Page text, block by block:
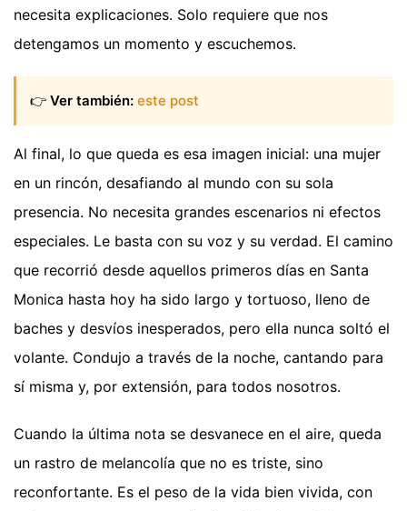
necesita explicaciones. Solo requiere que nos
detengamos un momento y escuchemos.
👉 Ver también: este post
Al final, lo que queda es esa imagen inicial: una mujer
en un rincón, desafiando al mundo con su sola
presencia. No necesita grandes escenarios ni efectos
especiales. Le basta con su voz y su verdad. El camino
que recorrió desde aquellos primeros días en Santa
Monica hasta hoy ha sido largo y tortuoso, lleno de
baches y desvíos inesperados, pero ella nunca soltó el
volante. Condujo a través de la noche, cantando para
sí misma y, por extensión, para todos nosotros.
Cuando la última nota se desvanece en el aire, queda
un rastro de melancolía que no es triste, sino
reconfortante. Es el peso de la vida bien vivida, con